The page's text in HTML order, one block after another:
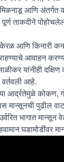
आणि अंतर्गत
पूर्ण ताकदीने
आणि किनारी
आवाहन
यांनीही
आहे.
आर्द्रतेमुळे कोकण,
मान्सूनची पुढील
भागात
घडामोडींवर